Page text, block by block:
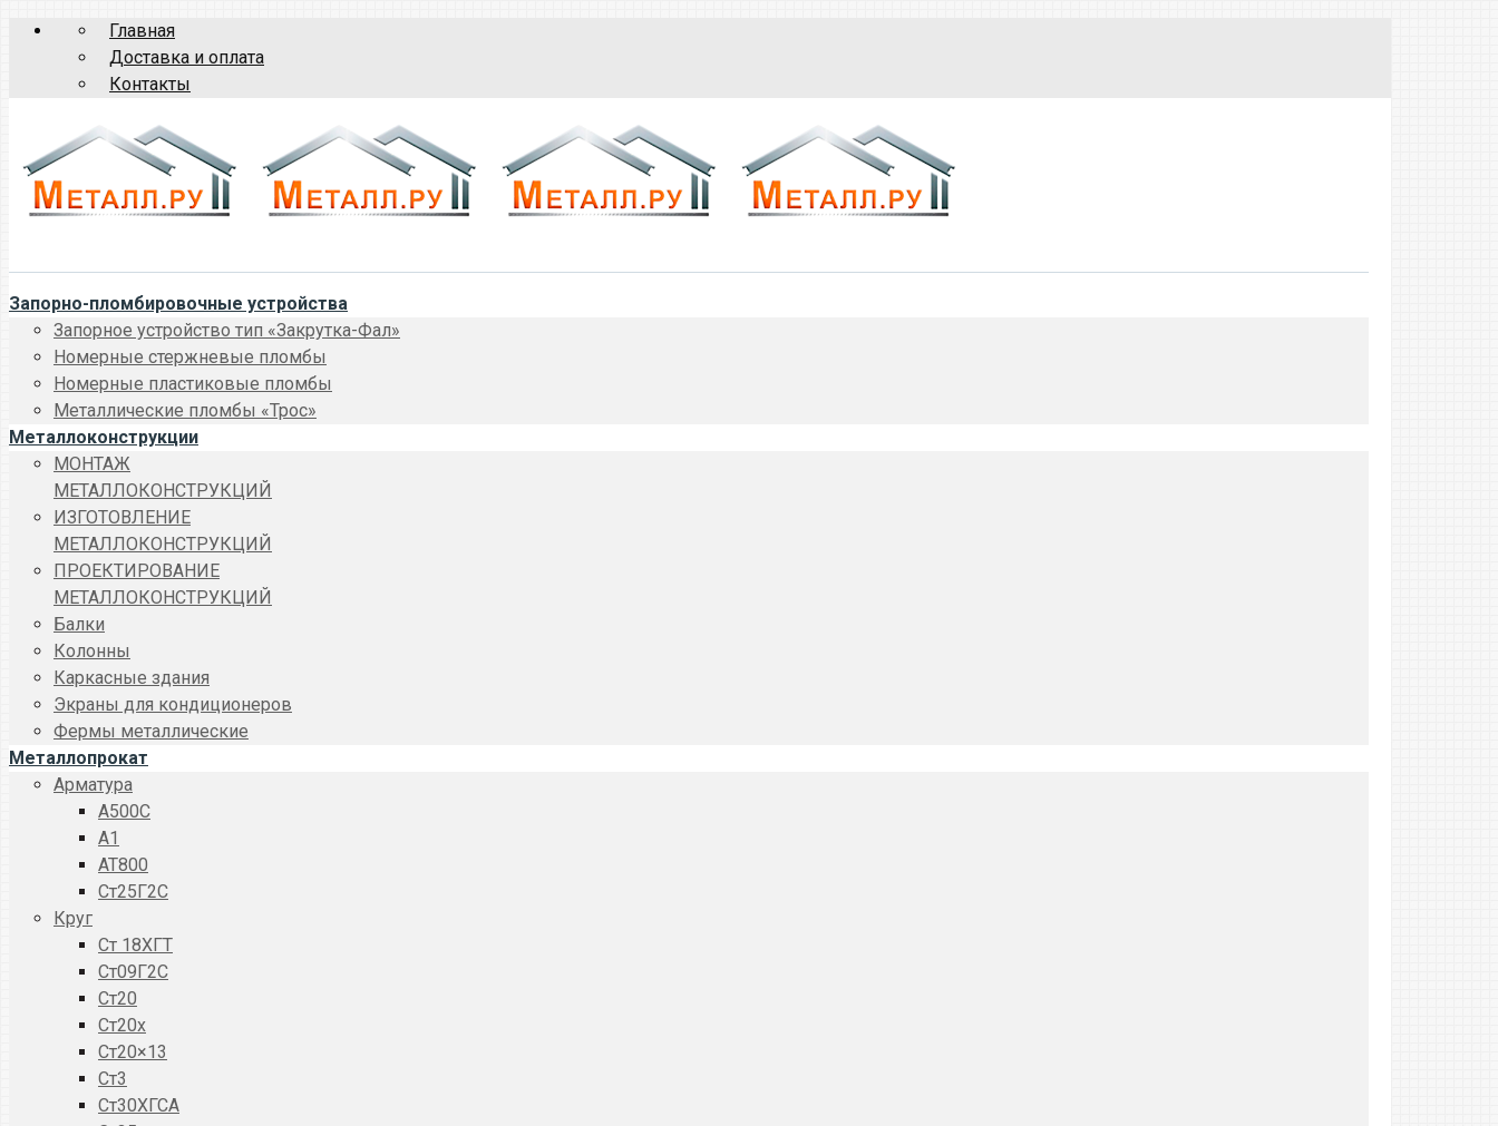
Главная
Доставка и оплата
Контакты
Запорно-пломбировочные устройства
Запорное устройство тип «Закрутка-Фал»
Номерные стержневые пломбы
Номерные пластиковые пломбы
Металлические пломбы «Трос»
Металлоконструкции
МОНТАЖ
МЕТАЛЛОКОНСТРУКЦИЙ
ИЗГОТОВЛЕНИЕ
МЕТАЛЛОКОНСТРУКЦИЙ
ПРОЕКТИРОВАНИЕ
МЕТАЛЛОКОНСТРУКЦИЙ
Балки
Колонны
Каркасные здания
Экраны для кондиционеров
Фермы металлические
Металлопрокат
Арматура
A500C
А1
АТ800
Ст25Г2С
Круг
Ст 18ХГТ
Ст09Г2С
Ст20
Ст20x
Ст20×13
Ст3
Ст30ХГСА